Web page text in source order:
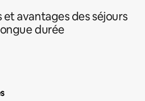
avantages des séjours
durée